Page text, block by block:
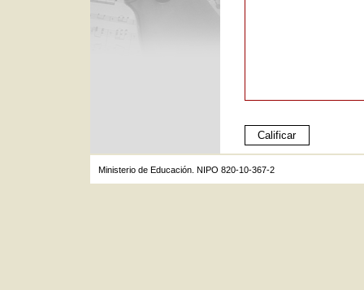
Ministerio de Educación. NIPO 820-10-367-2